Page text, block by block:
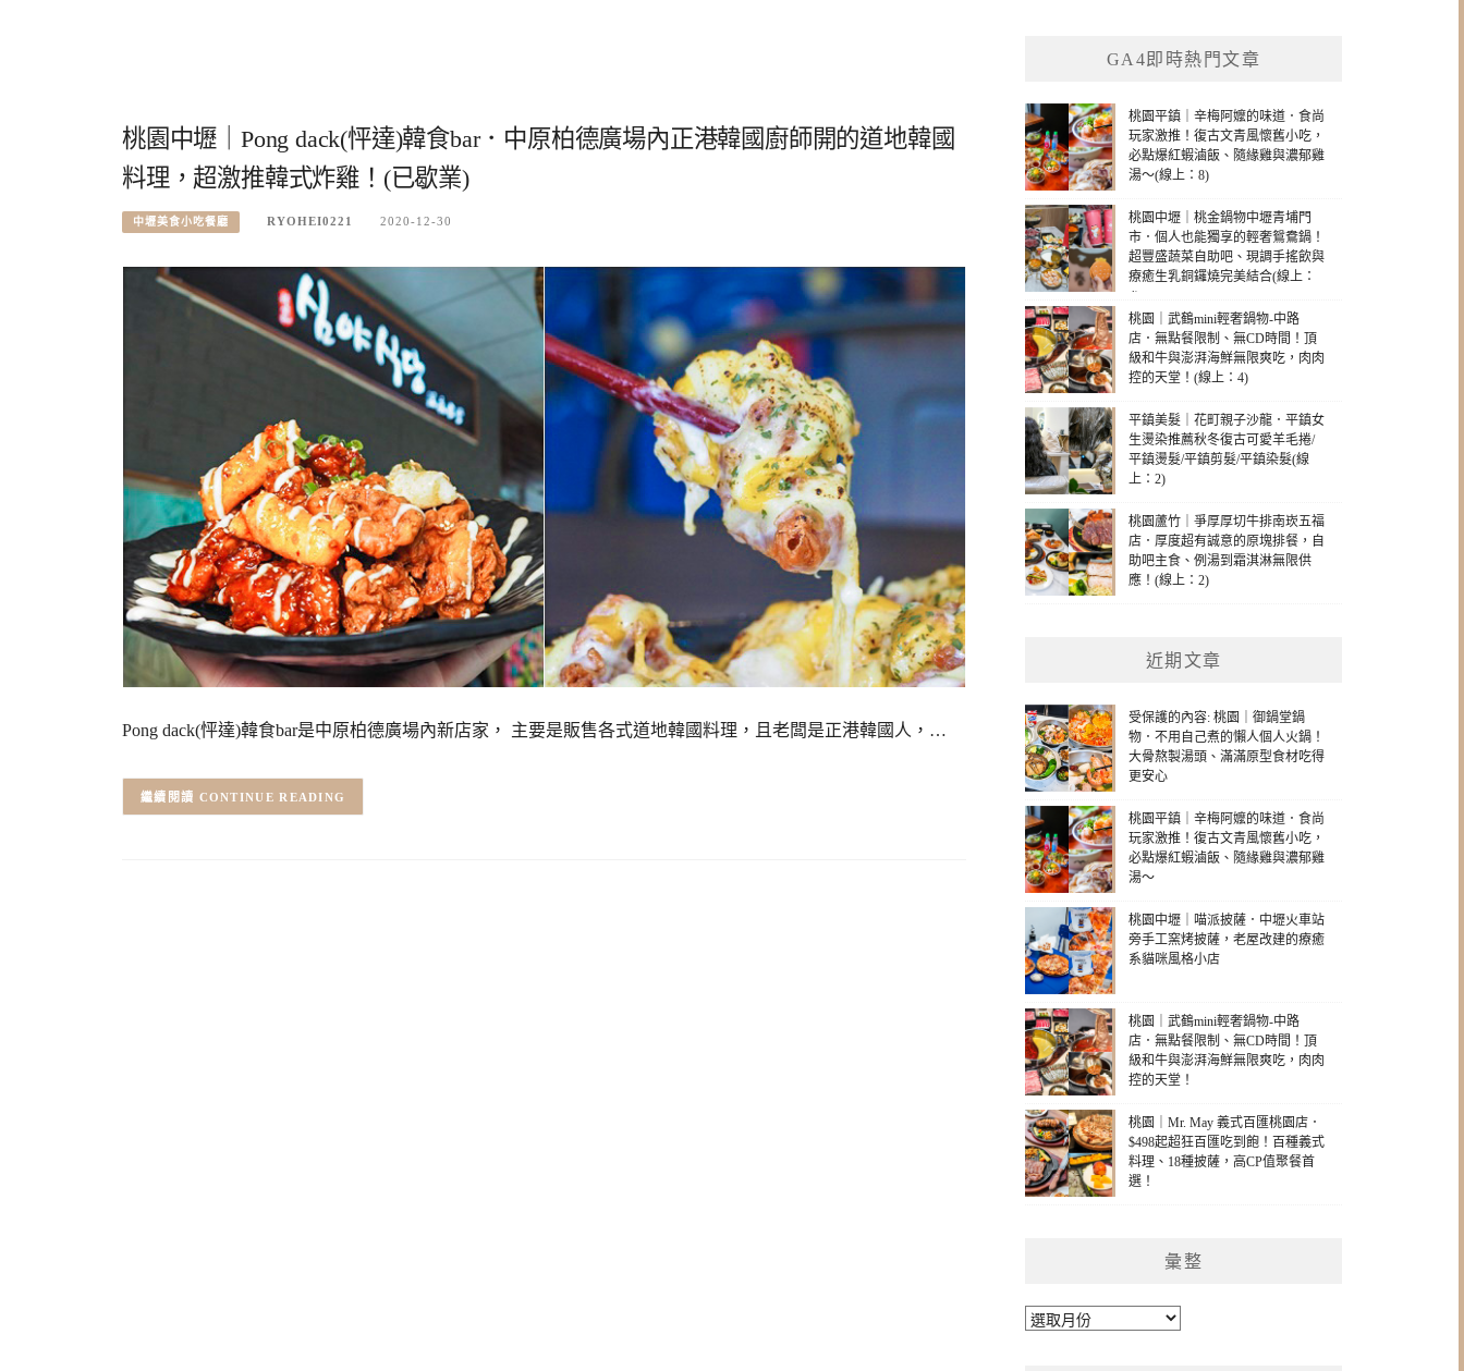
桃園中壢｜Pong dack(怦達)韓食bar．中原柏德廣場內正港韓國廚師開的道地韓國
料理，超激推韓式炸雞！(已歇業)
中壢美食小吃餐廳 RYOHEI0221 2020-12-30
Pong dack(怦達)韓食bar是中原柏德廣場內新店家， 主要是販售各式道地韓國料理，且老闆是正港韓國人，…
CONTINUE READING
GA4即時熱門文章
桃園平鎮｜辛梅阿嬤的味道．食尚
玩家激推！復古文青風懷舊小吃，
必點爆紅蝦滷飯、隨緣雞與濃郁雞
湯～(線上：8)
桃園中壢｜桃金鍋物中壢青埔門
市．個人也能獨享的輕奢鴛鴦鍋！
超豐盛蔬菜自助吧、現調手搖飲與
療癒生乳銅鑼燒完美結合(線上：
4)
桃園｜武鶴mini輕奢鍋物-中路
店．無點餐限制、無CD時間！頂
級和牛與澎湃海鮮無限爽吃，肉肉
控的天堂！(線上：4)
平鎮美髮｜花町親子沙龍．平鎮女
生燙染推薦秋冬復古可愛羊毛捲/
平鎮燙髮/平鎮剪髮/平鎮染髮(線
上：2)
桃園蘆竹｜爭厚厚切牛排南崁五福
店．厚度超有誠意的原塊排餐，自
助吧主食、例湯到霜淇淋無限供
應！(線上：2)
近期文章
受保護的內容: 桃園｜御鍋堂鍋
物．不用自己煮的懶人個人火鍋！
大骨熬製湯頭、滿滿原型食材吃得
更安心
桃園平鎮｜辛梅阿嬤的味道．食尚
玩家激推！復古文青風懷舊小吃，
必點爆紅蝦滷飯、隨緣雞與濃郁雞
湯～
桃園中壢｜喵派披薩．中壢火車站
旁手工窯烤披薩，老屋改建的療癒
系貓咪風格小店
桃園｜武鶴mini輕奢鍋物-中路
店．無點餐限制、無CD時間！頂
級和牛與澎湃海鮮無限爽吃，肉肉
控的天堂！
桃園｜Mr. May 義式百匯桃園店．
$498起超狂百匯吃到飽！百種義式
料理、18種披薩，高CP值聚餐首
選！
彙整
彙